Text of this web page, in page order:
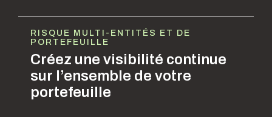
Créez une visibilité continue
sur l’ensemble de votre
portefeuille
RISQUE MULTI-ENTITÉS ET DE
PORTEFEUILLE